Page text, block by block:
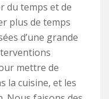
du temps et de
plus de temps
d’une grande
mettre de
la cuisine, et les